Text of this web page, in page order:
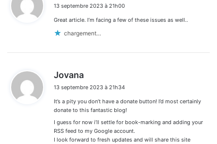
t
13 septembre 2023 à 21h00
Great article. I’m facing a few of these issues as well..
chargement…
Jovana
t
:
13 septembre 2023 à 21h34
It’s a pity you don’t have a donate button! I’d most certainly
donate to this fantastic blog!
I guess for now i’ll settle for book-marking and adding your
RSS feed to my Google account.
I look forward to fresh updates and will share this site